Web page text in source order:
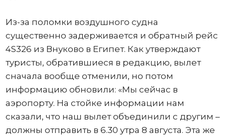
Из-за поломки воздушного судна
существенно задерживается и обратный рейс
4S326 из Внуково в Египет. Как утверждают
туристы, обратившиеся в редакцию, вылет
сначала вообще отменили, но потом
информацию обновили: «Мы сейчас в
аэропорту. На стойке информации нам
сказали, что наш вылет объединили с другим –
должны отправить в 6.30 утра 8 августа. Эта же